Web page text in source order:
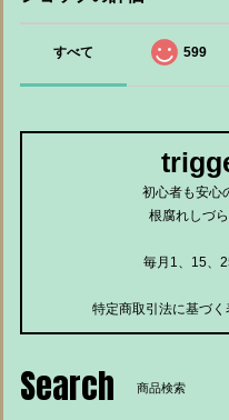
すべて 599
初心者も安心
根腐れしづ
毎月1、15、
特定商取引法に基づく
Search 商品検索